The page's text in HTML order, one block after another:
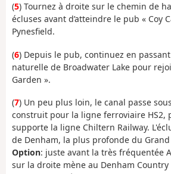
(5) Tournez à droite sur le chemin de
écluses avant d’atteindre le pub « Coy
Pynesfield.
(6) Depuis le pub, continuez en
naturelle de Broadwater Lake pour
Garden ».
(7) Un peu plus loin, le canal passe
construit pour la ligne ferroviaire HS2,
supporte la ligne Chiltern Railway.
de Denham, la plus profonde du
Option: juste avant la très fréquentée
sur la droite mène au Denham